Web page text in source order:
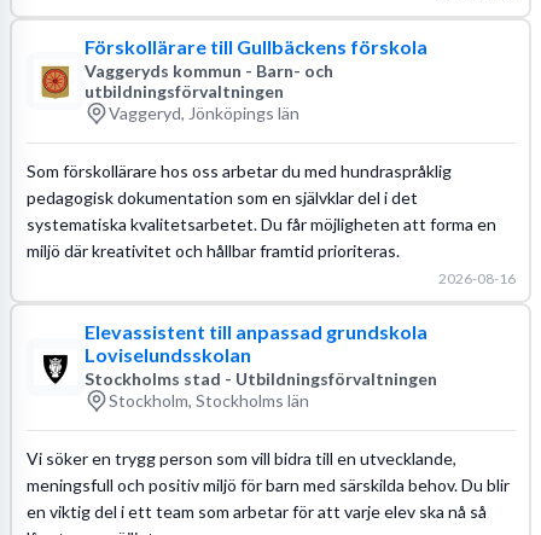
Förskollärare till Gullbäckens förskola
Vaggeryds kommun - Barn- och
utbildningsförvaltningen
Vaggeryd, Jönköpings län
Som förskollärare hos oss arbetar du med hundraspråklig
pedagogisk dokumentation som en självklar del i det
systematiska kvalitetsarbetet. Du får möjligheten att forma en
miljö där kreativitet och hållbar framtid prioriteras.
2026-08-16
Elevassistent till anpassad grundskola
Loviselundsskolan
Stockholms stad - Utbildningsförvaltningen
Stockholm, Stockholms län
Vi söker en trygg person som vill bidra till en utvecklande,
meningsfull och positiv miljö för barn med särskilda behov. Du blir
en viktig del i ett team som arbetar för att varje elev ska nå så